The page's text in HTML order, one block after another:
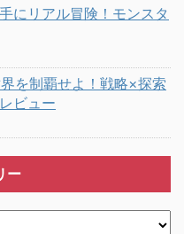
にリアル冒険！モンスタ
を制覇せよ！戦略×探索
ビュー
ー